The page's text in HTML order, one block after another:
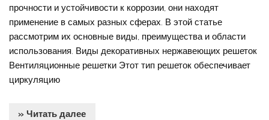
прочности и устойчивости к коррозии, они находят
применение в самых разных сферах. В этой статье
рассмотрим их основные виды, преимущества и области
использования. Виды декоративных нержавеющих решеток
Вентиляционные решетки Этот тип решеток обеспечивает
циркуляцию
» Читать далее